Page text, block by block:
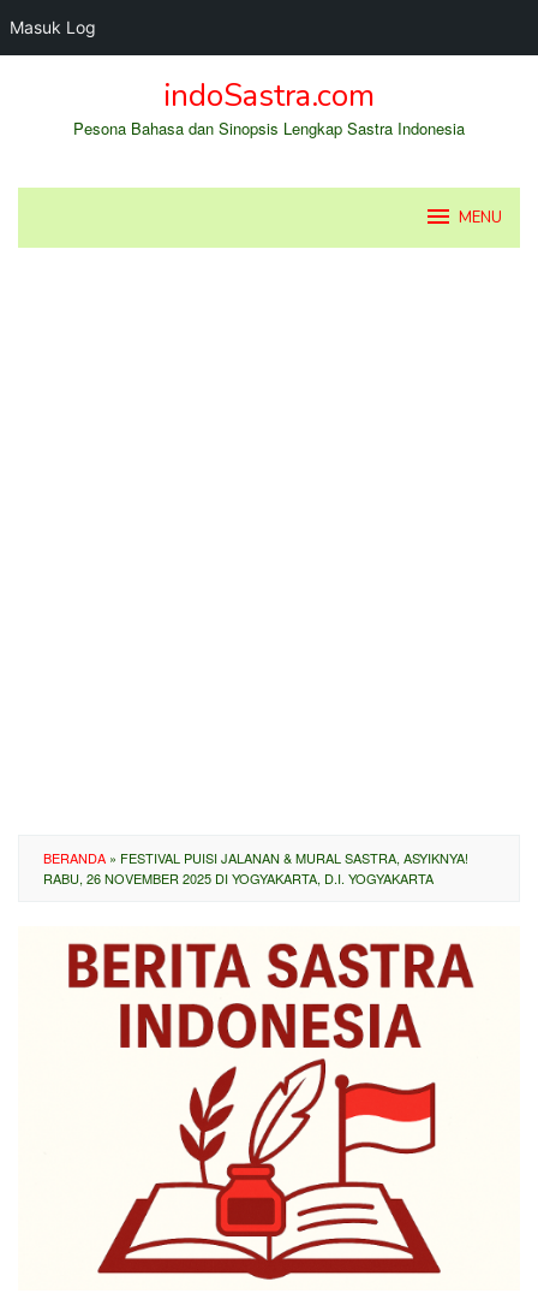
Masuk Log
indoSastra.com
Pesona Bahasa dan Sinopsis Lengkap Sastra Indonesia
MENU
BERANDA » FESTIVAL PUISI JALANAN & MURAL SASTRA, ASYIKNYA!
RABU, 26 NOVEMBER 2025 DI YOGYAKARTA, D.I. YOGYAKARTA